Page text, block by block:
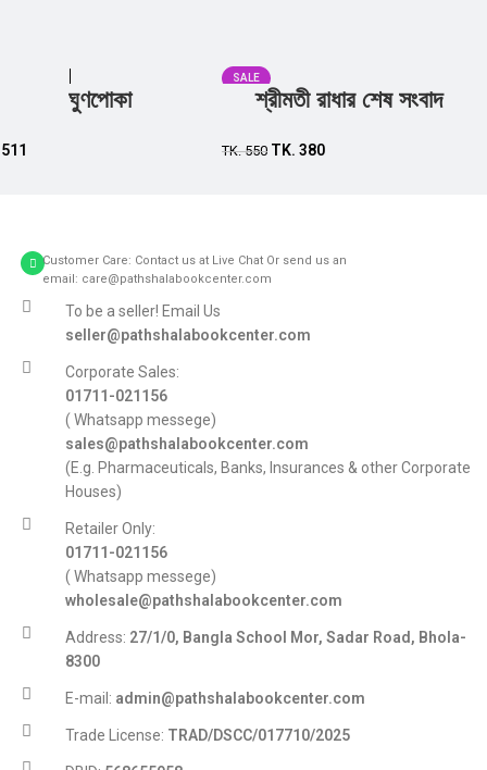
Add to cart
ঘুণপোকা
511
SALE
শ্রীমতী রাধার শেষ সংবাদ
TK.550 TK. 380
Customer Care: Contact us at Live Chat Or send us an
email: care@pathshalabookcenter.com
To be a seller! Email Us
seller@pathshalabookcenter.com
Corporate Sales:
01711-021156
( Whatsapp messege)
sales@pathshalabookcenter.com
(E.g. Pharmaceuticals, Banks, Insurances & other Corporate
Houses)
Retailer Only:
01711-021156
( Whatsapp messege)
wholesale@pathshalabookcenter.com
Address: 27/1/0, Bangla School Mor, Sadar Road, Bhola-
8300
E-mail: admin@pathshalabookcenter.com
Trade License: TRAD/DSCC/017710/2025